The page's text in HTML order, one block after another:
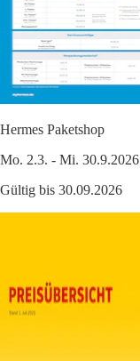
Hermes Paketshop
Mo. 2.3. - Mi. 30.9.2026
Gültig bis 30.09.2026